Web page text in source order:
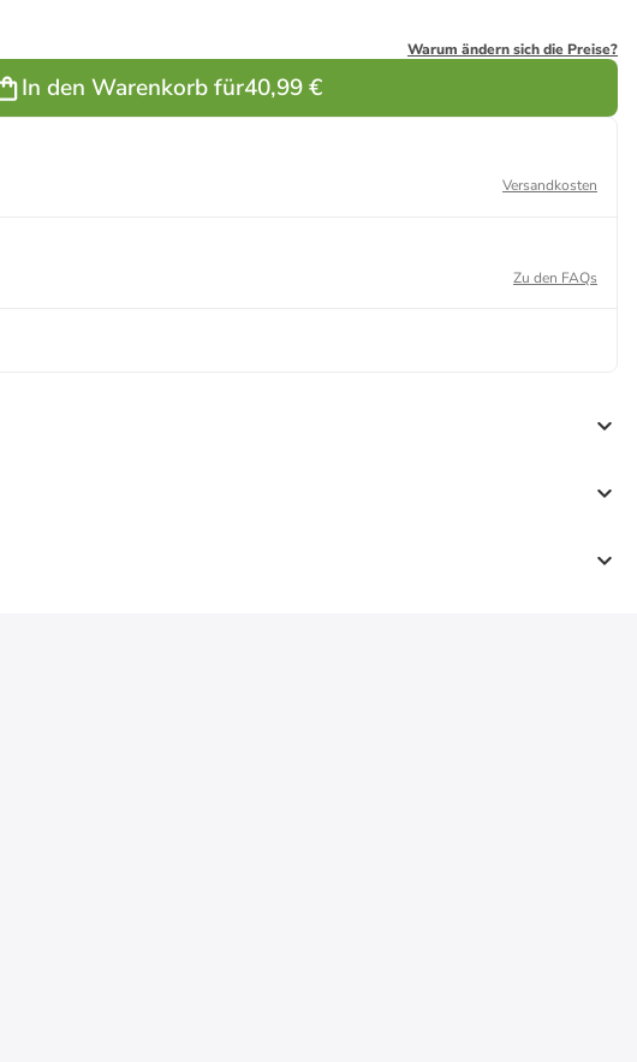
Warum ändern sich die Preise?
In den Warenkorb für40,99 €
Versandkosten
Zu den FAQs